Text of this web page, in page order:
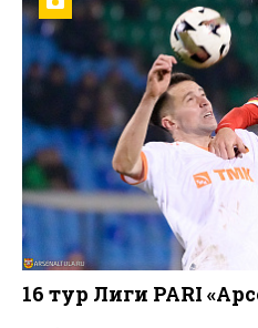
16 тур Лиги PARI